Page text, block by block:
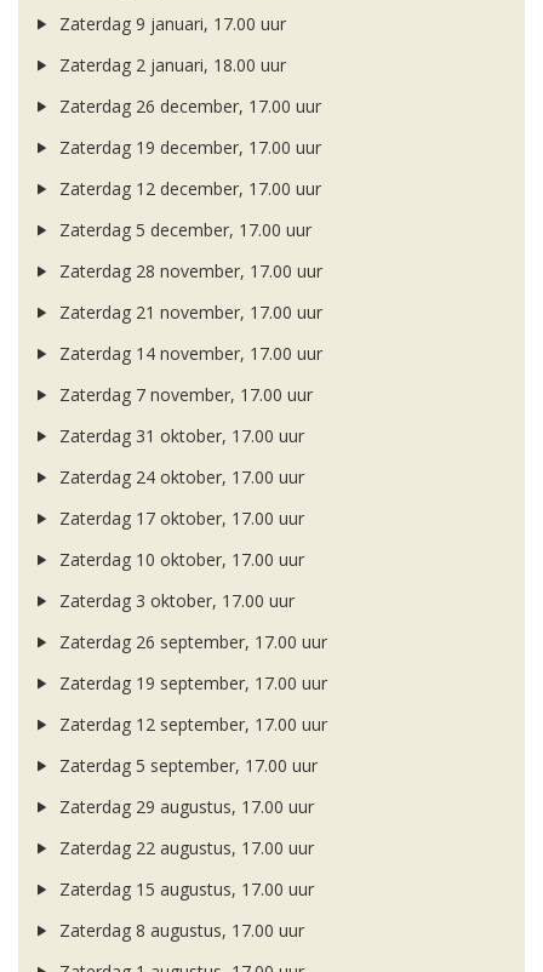
Zaterdag 9 januari, 17.00 uur
Zaterdag 2 januari, 18.00 uur
Zaterdag 26 december, 17.00 uur
Zaterdag 19 december, 17.00 uur
Zaterdag 12 december, 17.00 uur
Zaterdag 5 december, 17.00 uur
Zaterdag 28 november, 17.00 uur
Zaterdag 21 november, 17.00 uur
Zaterdag 14 november, 17.00 uur
Zaterdag 7 november, 17.00 uur
Zaterdag 31 oktober, 17.00 uur
Zaterdag 24 oktober, 17.00 uur
Zaterdag 17 oktober, 17.00 uur
Zaterdag 10 oktober, 17.00 uur
Zaterdag 3 oktober, 17.00 uur
Zaterdag 26 september, 17.00 uur
Zaterdag 19 september, 17.00 uur
Zaterdag 12 september, 17.00 uur
Zaterdag 5 september, 17.00 uur
Zaterdag 29 augustus, 17.00 uur
Zaterdag 22 augustus, 17.00 uur
Zaterdag 15 augustus, 17.00 uur
Zaterdag 8 augustus, 17.00 uur